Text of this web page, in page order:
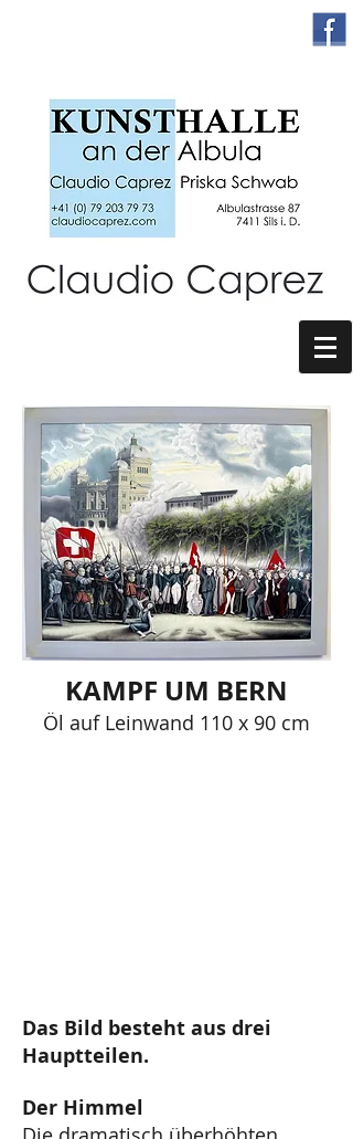
KAMPF UM BERN
Öl auf Leinwand 110 x 90 cm
Das Bild besteht aus drei
Hauptteilen.
Der Himmel